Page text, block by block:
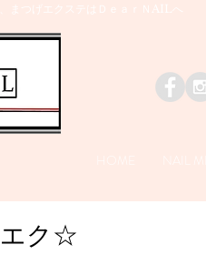
まつげエクステはＤｅａｒＮAILへ
ク☆